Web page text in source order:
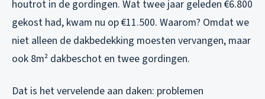
houtrot in de gordingen. Wat twee jaar geleden €6.800
gekost had, kwam nu op €11.500. Waarom? Omdat we
niet alleen de dakbedekking moesten vervangen, maar
ook 8m² dakbeschot en twee gordingen.
Dat is het vervelende aan daken: problemen